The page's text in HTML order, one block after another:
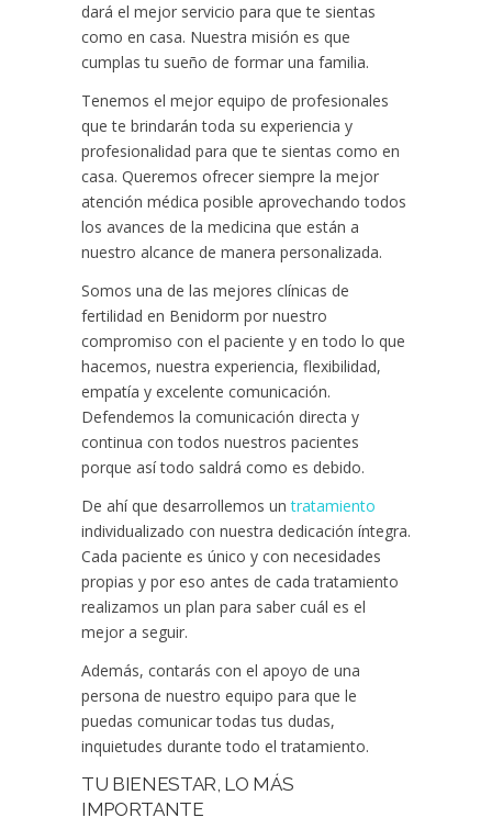
dará el mejor servicio para que te sientas
como en casa. Nuestra misión es que
cumplas tu sueño de formar una familia.
Tenemos el mejor equipo de profesionales
que te brindarán toda su experiencia y
profesionalidad para que te sientas como en
casa. Queremos ofrecer siempre la mejor
atención médica posible aprovechando todos
los avances de la medicina que están a
nuestro alcance de manera personalizada.
Somos una de las mejores clínicas de
fertilidad en Benidorm por nuestro
compromiso con el paciente y en todo lo que
hacemos, nuestra experiencia, flexibilidad,
empatía y excelente comunicación.
Defendemos la comunicación directa y
continua con todos nuestros pacientes
porque así todo saldrá como es debido.
De ahí que desarrollemos untratamiento
individualizado con nuestra dedicación íntegra.
Cada paciente es único y con necesidades
propias y por eso antes de cada tratamiento
realizamos un plan para saber cuál es el
mejor a seguir.
Además, contarás con el apoyo de una
persona de nuestro equipo para que le
puedas comunicar todas tus dudas,
inquietudes durante todo el tratamiento.
TU BIENESTAR, LO MÁS
IMPORTANTE